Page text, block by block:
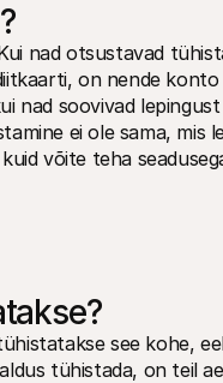
nad otsustavad
on nende konto
soovivad
ei ole sama, mis
võite teha
see kohe,
tühistada, on teil